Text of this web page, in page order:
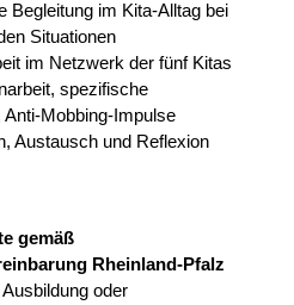
Begleitung im Kita-Alltag bei
Situationen
im Netzwerk der fünf Kitas
spezifische
Anti-Mobbing-Impulse
Austausch und Reflexion
gemäß
Rheinland-Pfalz
oder